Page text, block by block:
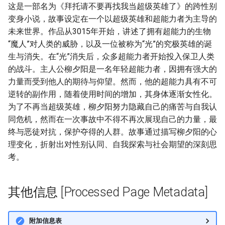
这是一部名为《拜托请不要再找我当超级英雄了》的跨性别
变身小说，故事设定在一个以超级英雄和超能力者为主导的
未来世界。作品从3015年开始，讲述了拥有超能力的生物
“魔人”对人类的威胁，以及一位被称为“光”的究极英雄的诞
生与消失。在“光”消失后，众多超能力者开始投入保卫人类
的战斗。主人公柳夕阳是一名年轻超能力者，因拥有强大的
力量而受到他人的期待与仰望。然而，他的超能力具有不可
逆转的副作用，随着使用时间的增加，其身体逐渐女性化。
为了不再当超级英雄，柳夕阳努力隐藏自己的痛苦与自我认
同危机，然而在一次事故中不得不再次展现自己的力量，最
终与恶徒对抗，保护夺得的人群。故事通过描写柳夕阳的心
理变化，折射出对性别认同、自我探索与社会期望的深刻思
考。
其他信息 [Processed Page Metadata]
附加信息表